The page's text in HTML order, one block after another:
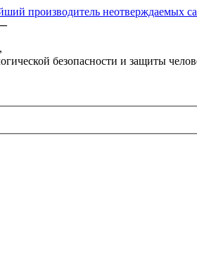
безопасности и защиты